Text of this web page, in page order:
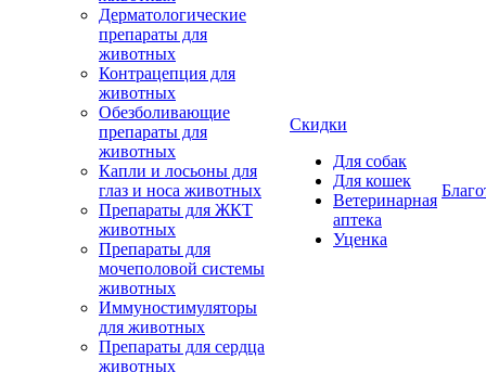
Дерматологические
препараты для
животных
Контрацепция для
животных
Обезболивающие
препараты для
животных
Капли и лосьоны для
глаз и носа животных
Препараты для ЖКТ
животных
Препараты для
мочеполовой системы
животных
Иммуностимуляторы
для животных
Препараты для сердца
животных
Скидки
Для собак
Для кошек
Ветеринарная
аптека
Уценка